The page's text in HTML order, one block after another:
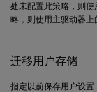
处未配置此策略，则
略，则使用主驱动器上
迁移用户存储
指定以前保存用户设